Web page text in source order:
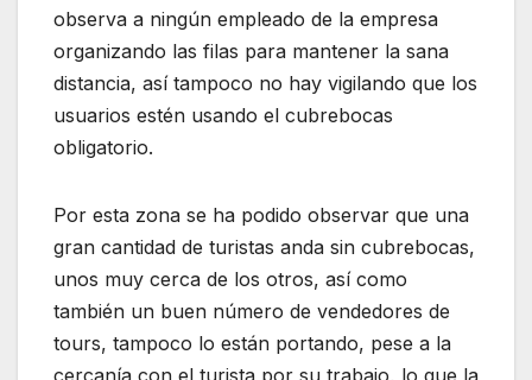
observa a ningún empleado de la empresa
organizando las filas para mantener la sana
distancia, así tampoco no hay vigilando que los
usuarios estén usando el cubrebocas
obligatorio.
Por esta zona se ha podido observar que una
gran cantidad de turistas anda sin cubrebocas,
unos muy cerca de los otros, así como
también un buen número de vendedores de
tours, tampoco lo están portando, pese a la
cercanía con el turista por su trabajo, lo que la